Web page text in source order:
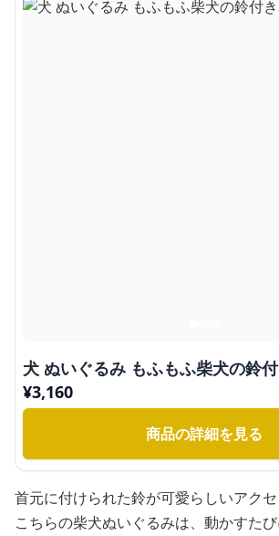
犬 ぬいぐるみ もふもふ柴犬の鈴
¥3,160
商品の詳細を見る
首元に付けられた鈴が可愛らしいアク
こちらの柴犬ぬいぐるみは、動かすた